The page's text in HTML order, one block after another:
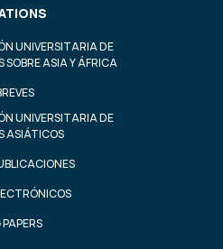
UNIVERSITARIA DE
SOBRE ASIA Y ÁFRICA
UNIVERSITARIA DE
ASIÁTICOS